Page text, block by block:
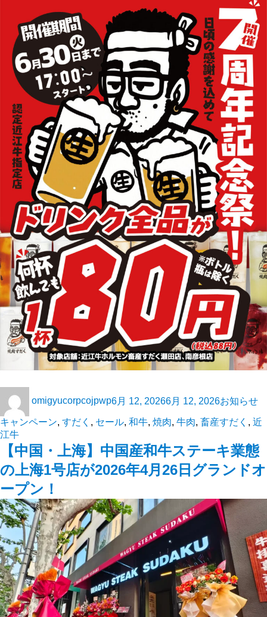
omigyucorpcojpwp6月 12, 20266月 12, 2026お知らせ
キャンペーン, すだく , セール, 和牛, 焼肉, 牛肉, 畜産すだく , 近
江牛
【中国・上海】中国産和牛ステーキ業態
の上海1号店が2026年4月26日グランドオ
ープン！